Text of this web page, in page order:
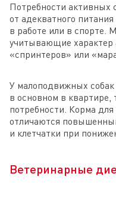
Потребности активных
от адекватного
в работе или в спорте.
учитывающие характер
«спринтеров» или
У малоподвижных
в основном в
потребности. Корма
отличаются
и клетчатки при
Ветеринарные